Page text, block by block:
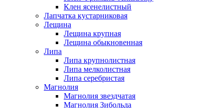
Клен ясенелистный
Лапчатка кустарниковая
Лещина
Лещина крупная
Лещина обыкновенная
Липа
Липа крупнолистная
Липа мелколистная
Липа серебристая
Магнолия
Магнолия звездчатая
Магнолия Зибольда